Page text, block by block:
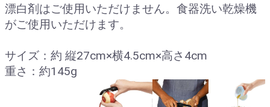
漂白剤はご使用いただけません。食器洗い乾燥機
がご使用いただけます。
サイズ：約 縦27cm×横4.5cm×高さ4cm
重さ：約145g